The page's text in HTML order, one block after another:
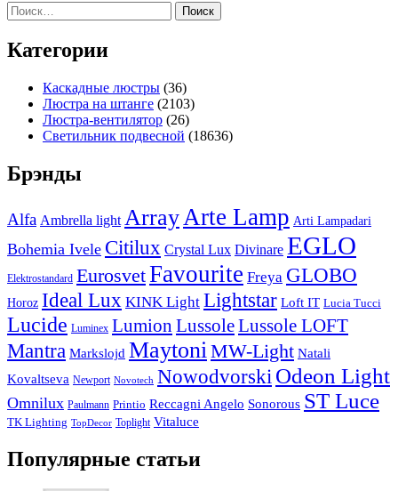
Найти:
Категории
Каскадные люстры (36)
Люстра на штанге (2103)
Люстра-вентилятор (26)
Светильник подвесной (18636)
Брэнды
Alfa Ambrella light Array Arte Lamp Arti Lampadari
Bohemia Ivele Citilux Crystal Lux Divinare EGLO
Elektrostandard EurosvetFavourite Freya GLOBO
Horoz Ideal Lux KINK Light Lightstar Loft IT Lucia Tucci
Lucide Luminex Lumion LussoleLussole LOFT
Mantra Markslojd Maytoni MW-Light Natali
Kovaltseva Newport Novotech Nowodvorski Odeon Light
Omnilux Paulmann Printio Reccagni Angelo Sonorous ST Luce
TK Lighting TopDecor Toplight Vitaluce
Популярные статьи